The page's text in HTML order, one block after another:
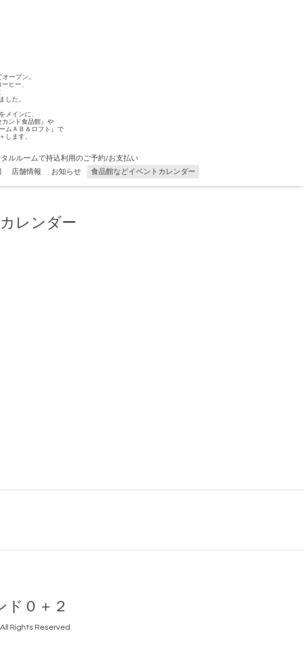
ープン。
ヒー、
した。
メインに、
ンド食品館』や
ムＡＢ＆ロフト』で
します。
タルルームで持込利用のご予約/お支払い
店舗情報 お知らせ 食品館などイベントカレンダー
レンダー
ド０＋２
. All Rights Reserved.